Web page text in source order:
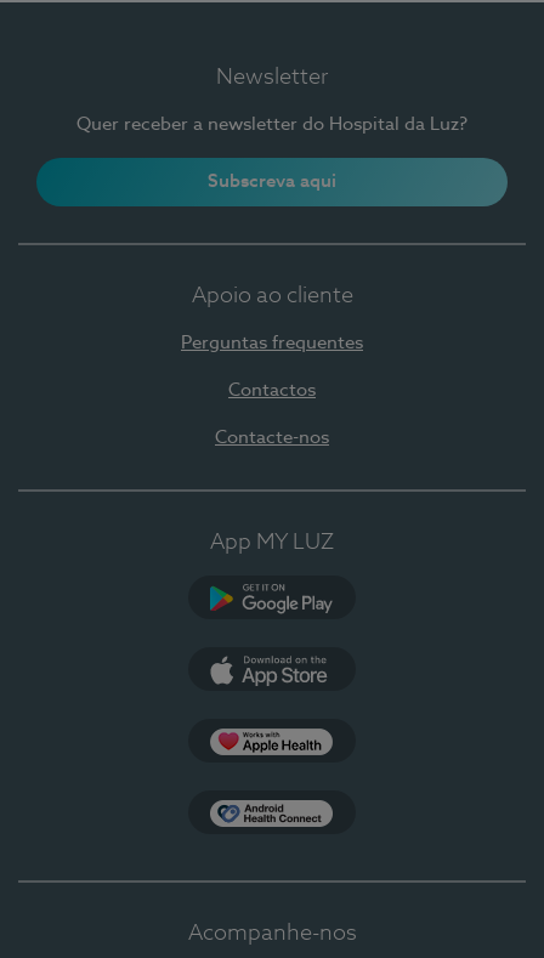
Newsletter
Quer receber a newsletter do Hospital da Luz?
Subscreva aqui
Apoio ao cliente
Perguntas frequentes
Contactos
Contacte-nos
App MY LUZ
Acompanhe-nos